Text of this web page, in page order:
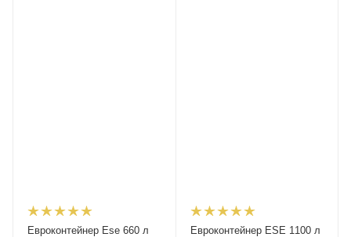
Евроконтейнер Ese 660 л
Евроконтейнер ESE 1100 л